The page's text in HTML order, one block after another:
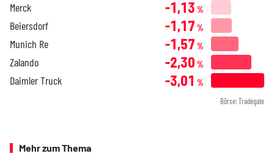
Merck -1,13 %
Beiersdorf -1,17 %
Munich Re -1,57 %
Zalando -2,30 %
Daimler Truck -3,01 %
Börse: Tradegate
Mehr zum Thema